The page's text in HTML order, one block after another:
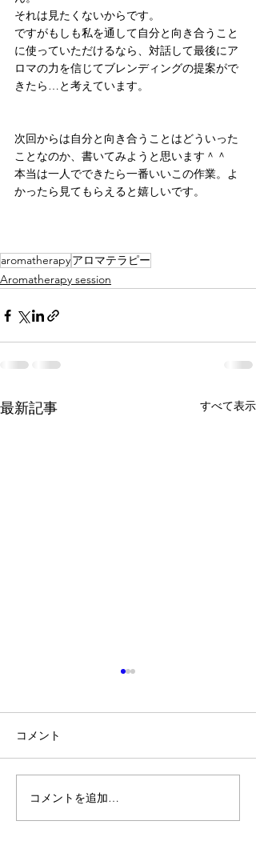
それは見たくないからです。
ですがもしも私を通して自分と向き合うこと
に使っていただけるなら、対話して最後にア
ロマの力を信じてブレンディングの提案がで
きたら…と考えています。
次回からは自分と向き合うことはどういった
ことなのか、書いてみようと思います＾＾
本当は一人でできたら一番いいこの作業。よ
かったら見てもらえると嬉しいです。
aromatherapyアロマテラピー
Aromatherapy session
最新記事 すべて表示
Aromatherapy online
sessionスタート
コメント
コメントを追加…